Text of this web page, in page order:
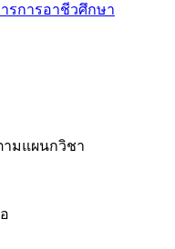
รการอาชีวศึกษา
ามแผนกวิชา